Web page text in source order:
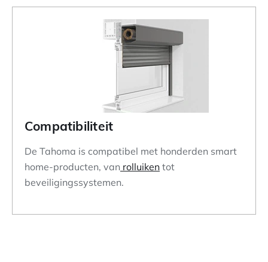
Compatibiliteit
De Tahoma is compatibel met honderden smart
home-producten, van rolluiken tot
beveiligingssystemen.